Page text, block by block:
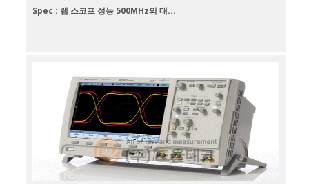
Spec : 랩 스코프 성능 500MHz의 대...